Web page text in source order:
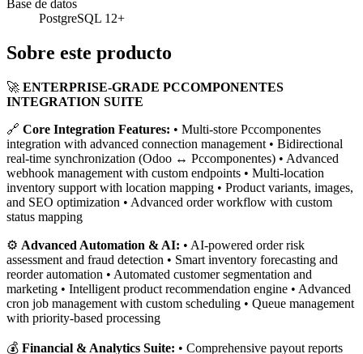
Base de datos
PostgreSQL 12+
Sobre este producto
🚀 ENTERPRISE-GRADE PCCOMPONENTES
INTEGRATION SUITE
🔗 Core Integration Features: • Multi-store Pccomponentes
integration with advanced connection management • Bidirectional
real-time synchronization (Odoo ↔ Pccomponentes) • Advanced
webhook management with custom endpoints • Multi-location
inventory support with location mapping • Product variants, images,
and SEO optimization • Advanced order workflow with custom
status mapping
⚙️ Advanced Automation & AI: • AI-powered order risk
assessment and fraud detection • Smart inventory forecasting and
reorder automation • Automated customer segmentation and
marketing • Intelligent product recommendation engine • Advanced
cron job management with custom scheduling • Queue management
with priority-based processing
💰 Financial & Analytics Suite: • Comprehensive payout reports